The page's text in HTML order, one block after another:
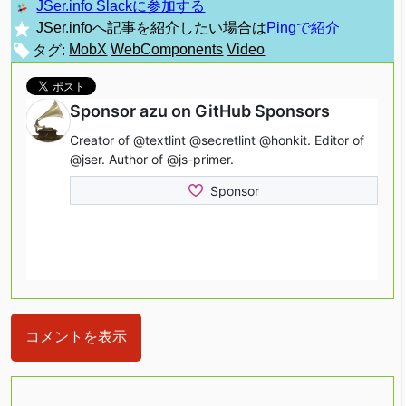
JSer.info Slackに参加する
JSer.infoへ記事を紹介したい場合はPingで紹介
タグ: MobX WebComponents Video
コメントを表示